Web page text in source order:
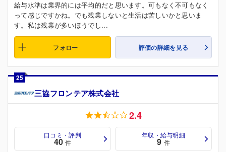
給与水準は業界的には平均的だと思います。可もなく不可もなく
って感じですかね。でも残業しないと生活は苦しいかと思いま
す。私は残業が多いほうでし...
フォロー 評価の詳細を見る
25
三協フロンテア株式会社
2.4
口コミ・評判
40 件
年収・給与明細
9 件